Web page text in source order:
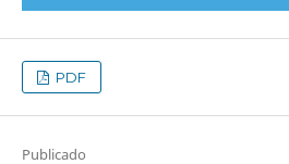
PDF
Publicado